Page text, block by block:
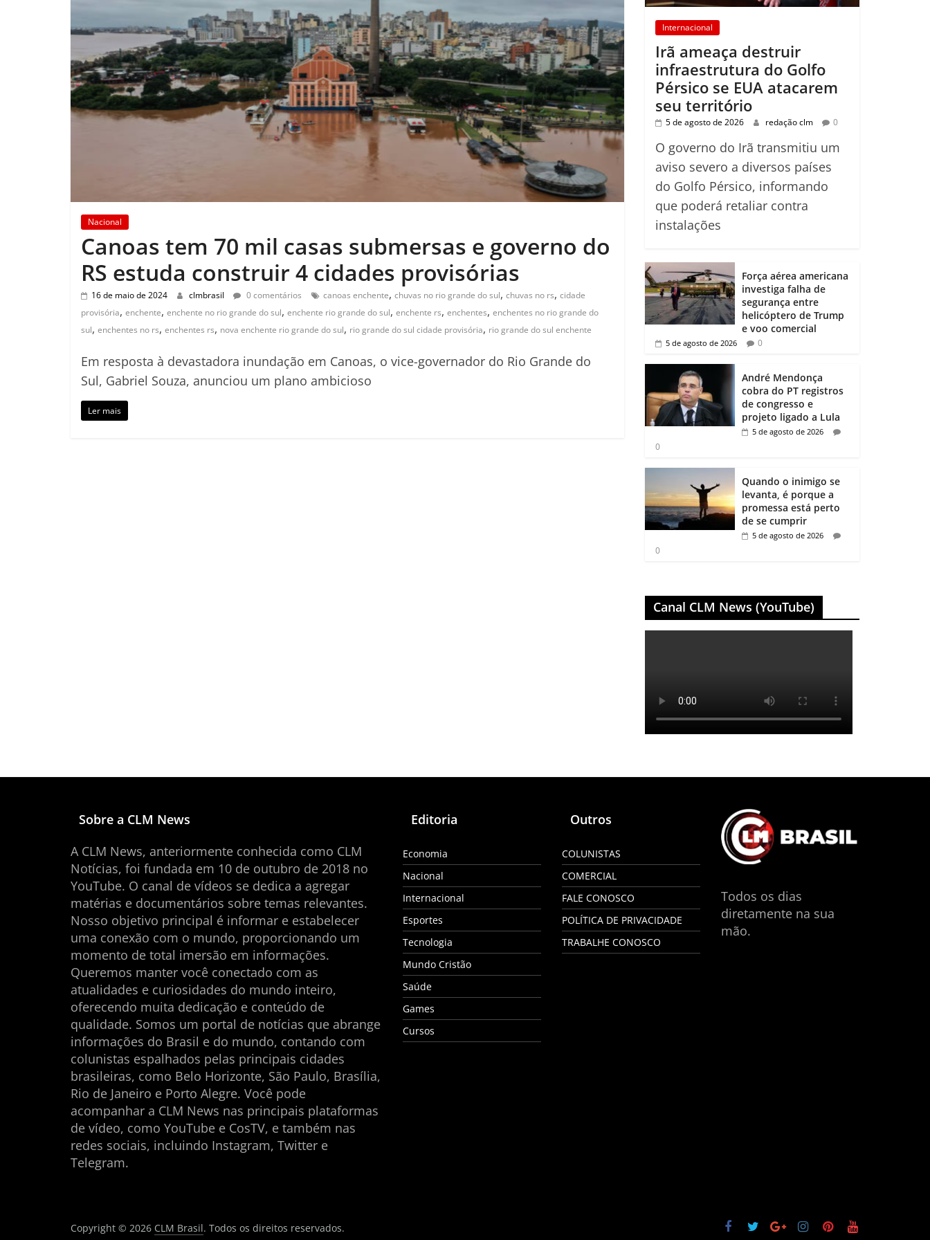
Nacional
Canoas tem 70 mil casas submersas e governo do
RS estuda construir 4 cidades provisórias
16 de maio de 2024 clmbrasil 0 comentários canoas enchente, chuvas no rio grande do sul, chuvas no rs, cidade
provisória, enchente, enchente no rio grande do sul, enchente rio grande do sul, enchente rs, enchentes, enchentes no rio grande do
sul, enchentes no rs, enchentes rs, nova enchente rio grande do sul, rio grande do sul cidade provisória, rio grande do sul enchente
Em resposta à devastadora inundação em Canoas, o vice-governador do Rio Grande do
Sul, Gabriel Souza, anunciou um plano ambicioso
Ler mais
Internacional
Irã ameaça destruir
infraestrutura do Golfo
Pérsico se EUA atacarem
seu território
5 de agosto de 2026 redação clm 0
O governo do Irã transmitiu um
aviso severo a diversos países
do Golfo Pérsico, informando
que poderá retaliar contra
instalações
Força aérea americana
investiga falha de
segurança entre
helicóptero de Trump
e voo comercial
5 de agosto de 2026 0
André Mendonça
cobra do PT registros
de congresso e
projeto ligado a Lula
5 de agosto de 2026
0
Quando o inimigo se
levanta, é porque a
promessa está perto
de se cumprir
5 de agosto de 2026
0
Canal CLM News (YouTube)
Sobre a CLM News
A CLM News, anteriormente conhecida como CLM
Notícias, foi fundada em 10 de outubro de 2018 no
YouTube. O canal de vídeos se dedica a agregar
matérias e documentários sobre temas relevantes.
Nosso objetivo principal é informar e estabelecer
uma conexão com o mundo, proporcionando um
momento de total imersão em informações.
Queremos manter você conectado com as
atualidades e curiosidades do mundo inteiro,
oferecendo muita dedicação e conteúdo de
qualidade. Somos um portal de notícias que abrange
informações do Brasil e do mundo, contando com
colunistas espalhados pelas principais cidades
brasileiras, como Belo Horizonte, São Paulo, Brasília,
Rio de Janeiro e Porto Alegre. Você pode
acompanhar a CLM News nas principais plataformas
de vídeo, como YouTube e CosTV, e também nas
redes sociais, incluindo Instagram, Twitter e
Telegram.
Editoria
Economia
Nacional
Internacional
Esportes
Tecnologia
Mundo Cristão
Saúde
Games
Cursos
Outros
COLUNISTAS
COMERCIAL
FALE CONOSCO
POLÍTICA DE PRIVACIDADE
TRABALHE CONOSCO
Todos os dias
diretamente na sua
mão.
Copyright © 2026 CLM Brasil. Todos os direitos reservados.